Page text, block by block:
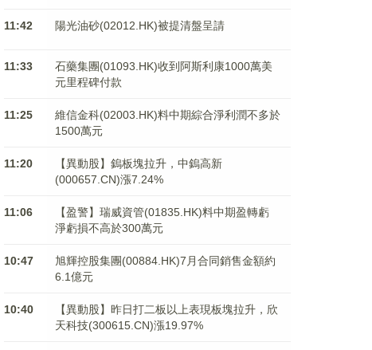
11:42 陽光油砂(02012.HK)被提清盤呈請
11:33
石藥集團(01093.HK)收到阿斯利康1000萬美
元里程碑付款
11:25
維信金科(02003.HK)料中期綜合淨利潤不多於
1500萬元
11:20
【異動股】鎢板塊拉升，中鎢高新
(000657.CN)漲7.24%
11:06
【盈警】瑞威資管(01835.HK)料中期盈轉虧
淨虧損不高於300萬元
10:47
旭輝控股集團(00884.HK)7月合同銷售金額約
6.1億元
10:40
【異動股】昨日打二板以上表現板塊拉升，欣
天科技(300615.CN)漲19.97%